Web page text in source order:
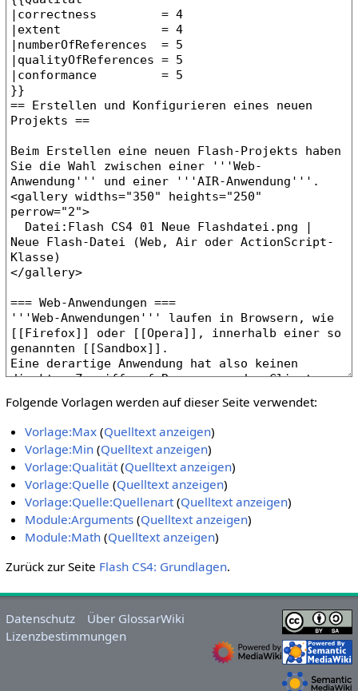
Folgende Vorlagen werden auf dieser Seite verwendet:
Vorlage:Max (Quelltext anzeigen)
Vorlage:Min (Quelltext anzeigen)
Vorlage:Qualität(Quelltext anzeigen)
Vorlage:Quelle (Quelltext anzeigen)
Vorlage:Quelle:Quellenart(Quelltext anzeigen)
Module:Arguments (Quelltext anzeigen)
Module:Math (Quelltext anzeigen)
Zurück zur Seite Flash CS4: Grundlagen.
Datenschutz
Über GlossarWiki
Lizenzbestimmungen